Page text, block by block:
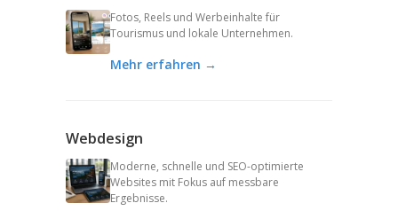
Fotos, Reels und Werbeinhalte für
Tourismus und lokale Unternehmen.
Mehr erfahren →
Webdesign
Moderne, schnelle und SEO-optimierte
Websites mit Fokus auf messbare
Ergebnisse.